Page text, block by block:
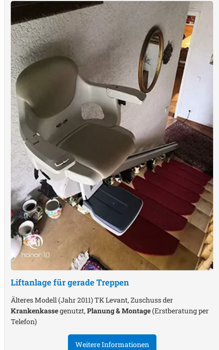
Liftanlage für gerade Treppen
Älteres Modell (Jahr 2011) TK Levant, Zuschuss der
Krankenkassegenutzt,Planung & Montage(Erstberatung per
Telefon)
Weitere Informationen